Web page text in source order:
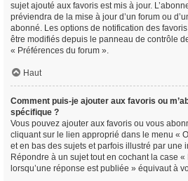
sujet ajouté aux favoris est mis à jour.
préviendra de la mise à jour d’un forum ou
abonné. Les options de notification des
être modifiés depuis le panneau de contrôle
« Préférences du forum ».
Haut
Comment puis-je ajouter aux favoris ou
spécifique ?
Vous pouvez ajouter aux favoris ou vous
cliquant sur le lien approprié dans le menu «
et en bas des sujets et parfois illustré par une
Répondre à un sujet tout en cochant la case
lorsqu’une réponse est publiée » équivaut à